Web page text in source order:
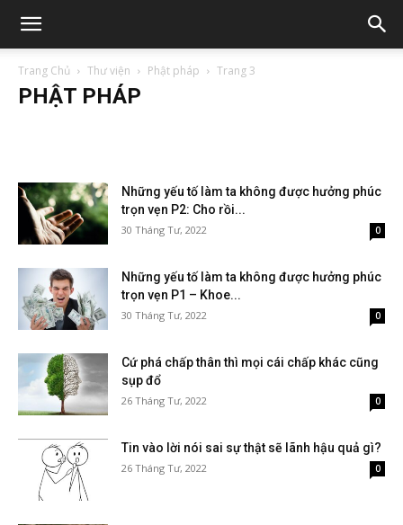
Trang Chủ Thư viện Phật pháp Trang 3
PHẬT PHÁP
Những yếu tố làm ta không được hưởng phúc
trọn vẹn P2: Cho rồi...
30 Tháng Tư, 2022 0
Những yếu tố làm ta không được hưởng phúc
trọn vẹn P1 – Khoe...
30 Tháng Tư, 2022 0
Cứ phá chấp thân thì mọi cái chấp khác cũng
sụp đổ
26 Tháng Tư, 2022 0
Tin vào lời nói sai sự thật sẽ lãnh hậu quả gì?
26 Tháng Tư, 2022 0